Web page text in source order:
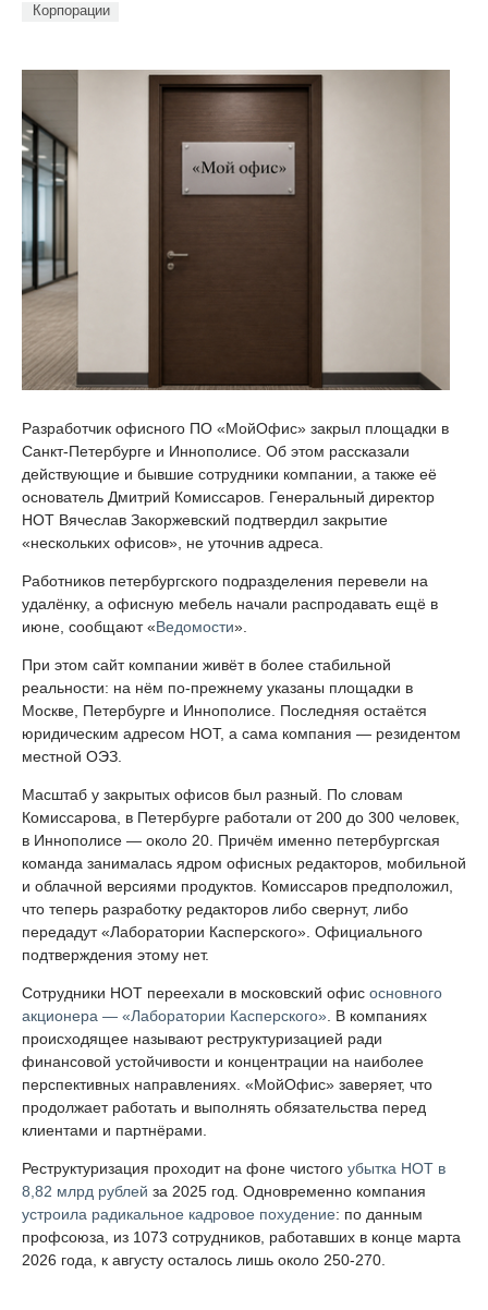
Корпорации
Разработчик офисного ПО «МойОфис» закрыл площадки в
Санкт-Петербурге и Иннополисе. Об этом рассказали
действующие и бывшие сотрудники компании, а также её
основатель Дмитрий Комиссаров. Генеральный директор
НОТ Вячеслав Закоржевский подтвердил закрытие
«нескольких офисов», не уточнив адреса.
Работников петербургского подразделения перевели на
удалёнку, а офисную мебель начали распродавать ещё в
июне, сообщают «Ведомости».
При этом сайт компании живёт в более стабильной
реальности: на нём по-прежнему указаны площадки в
Москве, Петербурге и Иннополисе. Последняя остаётся
юридическим адресом НОТ, а сама компания — резидентом
местной ОЭЗ.
Масштаб у закрытых офисов был разный. По словам
Комиссарова, в Петербурге работали от 200 до 300 человек,
в Иннополисе — около 20. Причём именно петербургская
команда занималась ядром офисных редакторов, мобильной
и облачной версиями продуктов. Комиссаров предположил,
что теперь разработку редакторов либо свернут, либо
передадут «Лаборатории Касперского». Официального
подтверждения этому нет.
Сотрудники НОТ переехали в московский офис основного
акционера — «Лаборатории Касперского». В компаниях
происходящее называют реструктуризацией ради
финансовой устойчивости и концентрации на наиболее
перспективных направлениях. «МойОфис» заверяет, что
продолжает работать и выполнять обязательства перед
клиентами и партнёрами.
Реструктуризация проходит на фоне чистого убытка НОТ в
8,82 млрд рублей за 2025 год. Одновременно компания
устроила радикальное кадровое похудение: по данным
профсоюза, из 1073 сотрудников, работавших в конце марта
2026 года, к августу осталось лишь около 250-270.